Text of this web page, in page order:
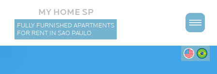
MY HOME SP
FULLY FURNISHED APARTMENTS
FOR RENT IN SAO PAULO